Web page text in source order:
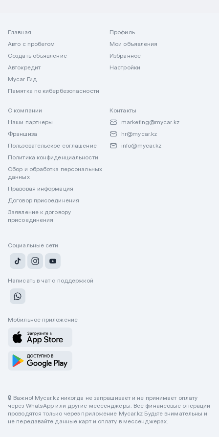
Главная
Авто с пробегом
Создать объявление
Автокредит
Mycar Гид
Памятка по кибербезопасности
Профиль
Мои объявления
Избранное
Настройки
О компании
Наши партнеры
Франшиза
Пользовательское соглашение
Политика конфиденциальности
Сбор и обработка персональных
данных
Правовая информация
Договор присоединения
Заявление к договору
присоединения
Контакты
marketing@mycar.kz
hr@mycar.kz
info@mycar.kz
Социальные сети
Написать в чат с поддержкой
Мобильное приложение
🔒 Важно! Mycar.kz никогда не запрашивает и не принимает оплату
через WhatsApp или другие мессенджеры. Все финансовые операции
проводятся только через приложение Mycar.kz Будьте внимательны и
не передавайте данные карт и оплату в мессенджерах.